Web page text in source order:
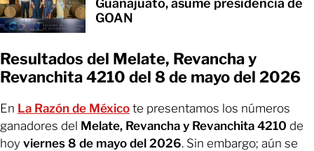
Guanajuato, asume presidencia de
GOAN
Resultados del Melate, Revancha y
Revanchita 4210 del 8 de mayo del 2026
En La Razón de México te presentamos los números
ganadores del Melate, Revancha y Revanchita 4210 de
hoy viernes 8 de mayo del 2026. Sin embargo; aún se